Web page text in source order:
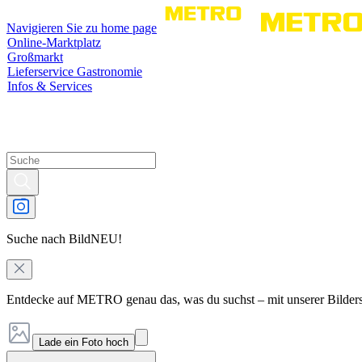
Navigieren Sie zu home page
Online-Marktplatz
Großmarkt
Lieferservice Gastronomie
Infos & Services
Suche nach BildNEU!
Entdecke auf METRO genau das, was du suchst – mit unserer
Lade ein Foto hoch